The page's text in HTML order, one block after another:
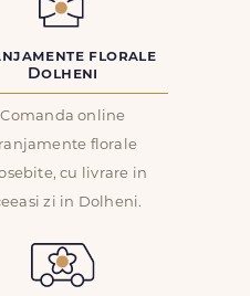
florale
Dolheni
Comanda online
florale
cu livrare in
zi in Dolheni.